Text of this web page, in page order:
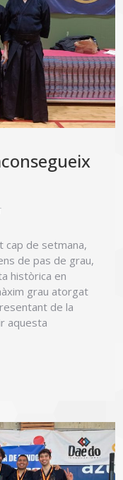
cap de setmana,
de pas de grau,
històrica en
grau atorgat
de la
aquesta